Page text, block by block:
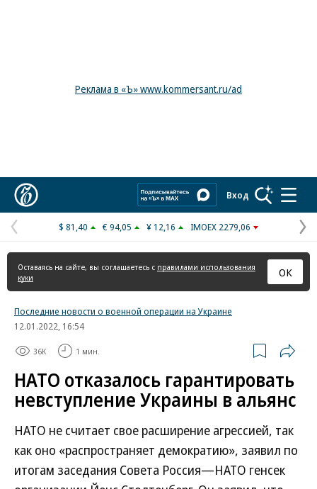
Реклама в «Ъ» www.kommersant.ru/ad
Вход
Предыдущая
страница
$ 81,40 € 94,05 ¥ 12,16 IMOEX 2279,06
Оставаясь на сайте, вы соглашаетесь с правилами использования
куки
ОК
Последние новости о военной операции на Украине
12.01.2022, 16:54
36K 1 мин.
НАТО отказалось гарантировать
невступление Украины в альянс
НАТО не считает свое расширение агрессией, так
как оно «распространяет демократию», заявил по
итогам заседания Совета Россия—НАТО генсек